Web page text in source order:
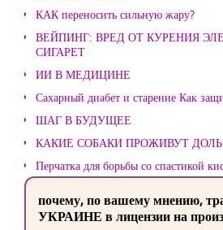
КАК переносить сильную жару?
ВЕЙПИНГ: ВРЕД ОТ КУРЕНИЯ
СИГАРЕТ
ИИ В МЕДИЦИНЕ
Сахарный диабет и старение Как
ШАГ В БУДУЩЕЕ
КАКИЕ СОБАКИ ПРОЖИВУТ
Перчатка для борьбы со спастикой
почему, по вашему мнению,
УКРАИНЕ в лицензии на